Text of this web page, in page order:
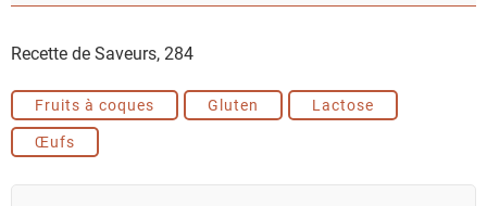
Recette de Saveurs,284
Fruits à coques Gluten
Lactose
Œufs